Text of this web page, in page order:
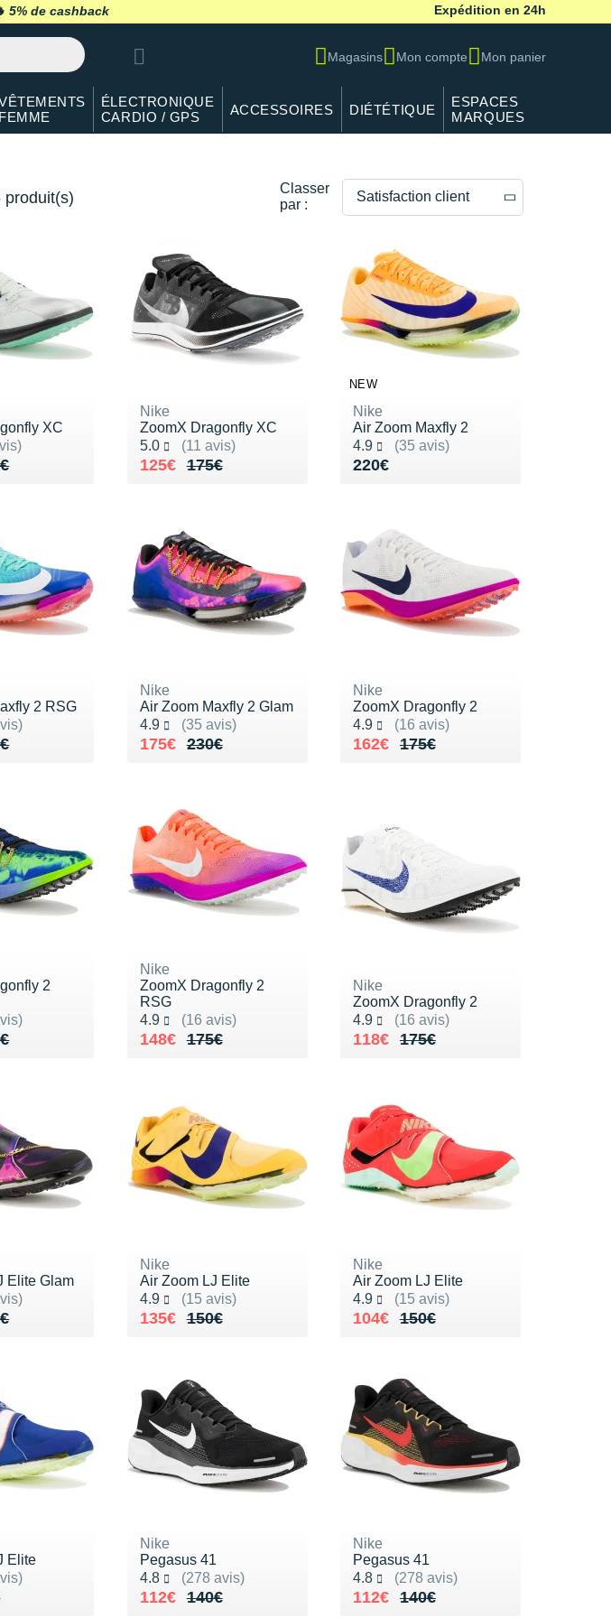
retour 30 jours* Expédition en 24h
Magasins Mon compte Mon panier
FEMME
ÉLECTRONIQUE
CARDIO / GPS
ACCESSOIRES DIÉTÉTIQUE
ESPACES
MARQUES
produit(s)
Classer
par :
Satisfaction client
Prix croissants
Satisfaction client
--------------
Poids de la chaussure
XC
5
Nike
ZoomX Dragonfly XC
5.0
(11 avis)
Noté 5.0 sur 5
175€
Au lieu de 175€
125€
Vendu 125€
NEW
Nike
Air Zoom Maxfly 2
4.9
(35 avis)
Noté 4.9 sur 5
220€
Vendu 220€
2 RSG
5
Nike
Air Zoom Maxfly 2 Glam
4.9
(35 avis)
Noté 4.9 sur 5
230€
Au lieu de 230€
175€
Vendu 175€
Nike
ZoomX Dragonfly 2
4.9
(16 avis)
Noté 4.9 sur 5
175€
Au lieu de 175€
162€
Vendu 162€
2
5
Nike
ZoomX Dragonfly 2
RSG
4.9
(16 avis)
Noté 4.9 sur 5
175€
Au lieu de 175€
148€
Vendu 148€
Nike
ZoomX Dragonfly 2
4.9
(16 avis)
Noté 4.9 sur 5
175€
Au lieu de 175€
118€
Vendu 118€
Elite Glam
5
Nike
Air Zoom LJ Elite
4.9
(15 avis)
Noté 4.9 sur 5
150€
Au lieu de 150€
135€
Vendu 135€
Nike
Air Zoom LJ Elite
4.9
(15 avis)
Noté 4.9 sur 5
150€
Au lieu de 150€
104€
Vendu 104€
Elite
5
Nike
Pegasus 41
4.8
(278 avis)
Noté 4.8 sur 5
140€
Au lieu de 140€
112€
Vendu 112€
Nike
Pegasus 41
4.8
(278 avis)
Noté 4.8 sur 5
140€
Au lieu de 140€
112€
Vendu 112€